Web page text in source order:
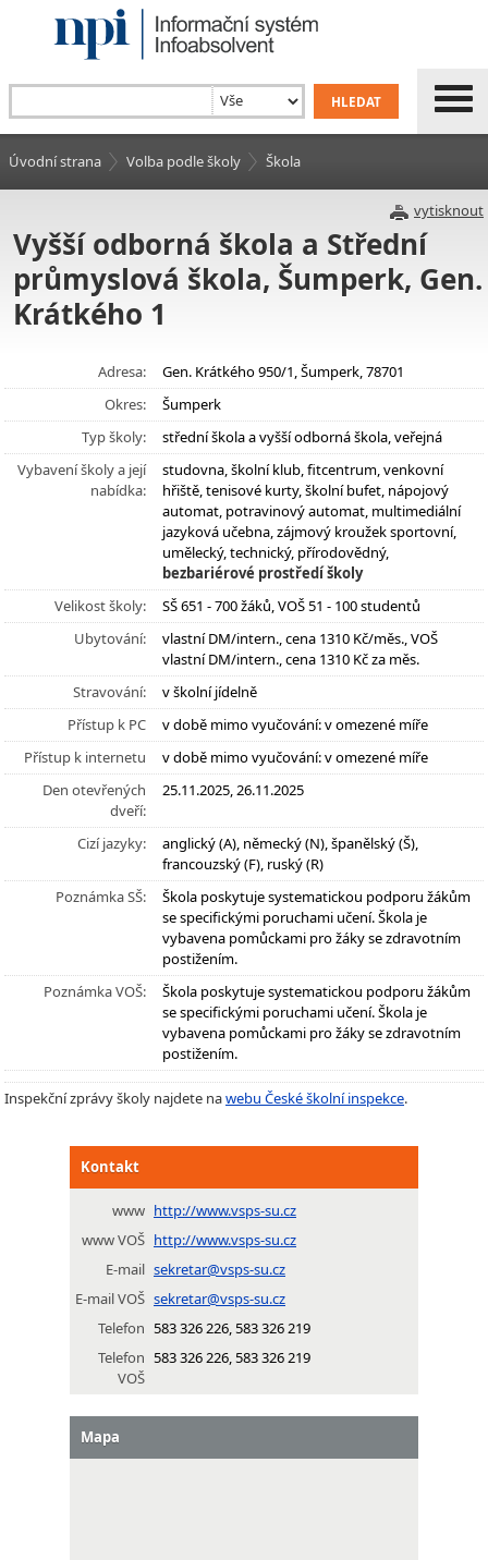
Úvodní strana Volba podle školy Škola
vytisknout
Vyšší odborná škola a Střední
průmyslová škola, Šumperk, Gen.
Krátkého 1
Adresa:
Gen. Krátkého 950/1, Šumperk, 78701
Okres:
Šumperk
Typ školy:
střední škola a vyšší odborná škola, veřejná
Vybavení školy a její
nabídka:
studovna, školní klub, fitcentrum, venkovní
hřiště, tenisové kurty, školní bufet, nápojový
automat, potravinový automat, multimediální
jazyková učebna, zájmový kroužek sportovní,
umělecký, technický, přírodovědný,
bezbariérové prostředí školy
Velikost školy:
SŠ 651 - 700 žáků, VOŠ 51 - 100 studentů
Ubytování:
vlastní DM/intern., cena 1310 Kč/měs., VOŠ
vlastní DM/intern., cena 1310 Kč za měs.
Stravování:
v školní jídelně
Přístup k PC
v době mimo vyučování: v omezené míře
Přístup k internetu
v době mimo vyučování: v omezené míře
Den otevřených
dveří:
25.11.2025, 26.11.2025
Cizí jazyky:
anglický (A), německý (N), španělský (Š),
francouzský (F), ruský (R)
Poznámka SŠ:
Škola poskytuje systematickou podporu žákům
se specifickými poruchami učení. Škola je
vybavena pomůckami pro žáky se zdravotním
postižením.
Poznámka VOŠ:
Škola poskytuje systematickou podporu žákům
se specifickými poruchami učení. Škola je
vybavena pomůckami pro žáky se zdravotním
postižením.
Inspekční zprávy školy najdete nawebu České školní inspekce.
Kontakt
www http://www.vsps-su.cz
www VOŠ http://www.vsps-su.cz
E-mail sekretar@vsps-su.cz
E-mail VOŠ sekretar@vsps-su.cz
Telefon 583 326 226, 583 326 219
Telefon
VOŠ
583 326 226, 583 326 219
Mapa